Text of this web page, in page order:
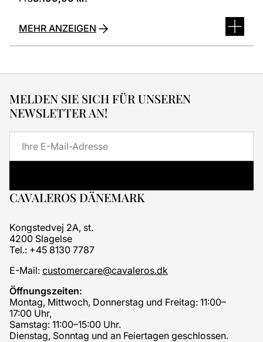
MEHR ANZEIGEN
MELDEN SIE SICH FÜR UNSEREN
NEWSLETTER AN!
E-
Mail
CAVALEROS DÄNEMARK
Kongstedvej 2A, st.
4200 Slagelse
Tel.: +45 8130 7787
E-Mail: customercare@cavaleros.dk
Öffnungszeiten:
Montag, Mittwoch, Donnerstag und Freitag: 11:00–
17:00 Uhr,
Samstag: 11:00–15:00 Uhr.
Dienstag, Sonntag und an Feiertagen geschlossen.